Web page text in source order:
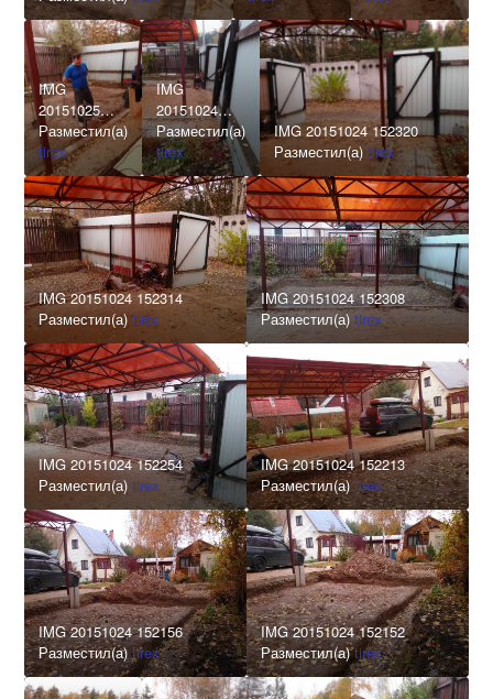
IMG
20151025
134529
Разместил(а)
tirex
IMG
20151024
152343
Разместил(а)
tirex
IMG 20151024 152320
Разместил(а)tirex
IMG 20151024 152314
Разместил(а)tirex
IMG 20151024 152308
Разместил(а)tirex
IMG 20151024 152254
Разместил(а) tirex
IMG 20151024 152213
Разместил(а)tirex
IMG 20151024 152156
Разместил(а)tirex
IMG 20151024 152152
Разместил(а)tirex